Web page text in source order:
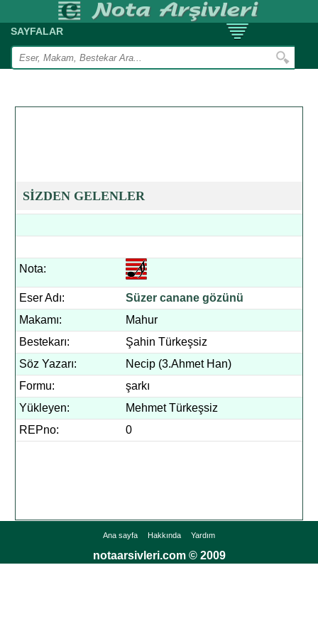
SAYFALAR
SİZDEN GELENLER
Nota:
Eser Adı:
Süzer canane gözünü
Makamı:
Mahur
Bestekarı:
Şahin Türkeşsiz
Söz Yazarı:
Necip (3.Ahmet Han)
Formu:
şarkı
Yükleyen:
Mehmet Türkeşsiz
REPno:
0
Ana sayfa Hakkında Yardım
notaarsivleri.com © 2009